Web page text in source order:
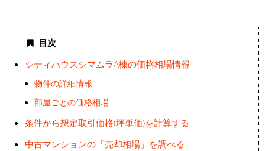
目次
シティハウスシマムラA棟の価格相場情報
物件の詳細情報
部屋ごとの価格相場
条件から想定取引価格(坪単価)を計算する
中古マンションの「売却相場」を調べる